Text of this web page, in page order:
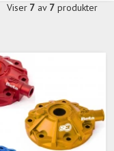
Viser 7 av 7 produkter